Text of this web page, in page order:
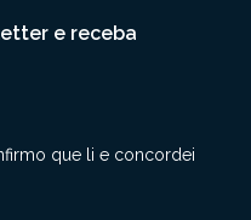
e receba
que li e concordei